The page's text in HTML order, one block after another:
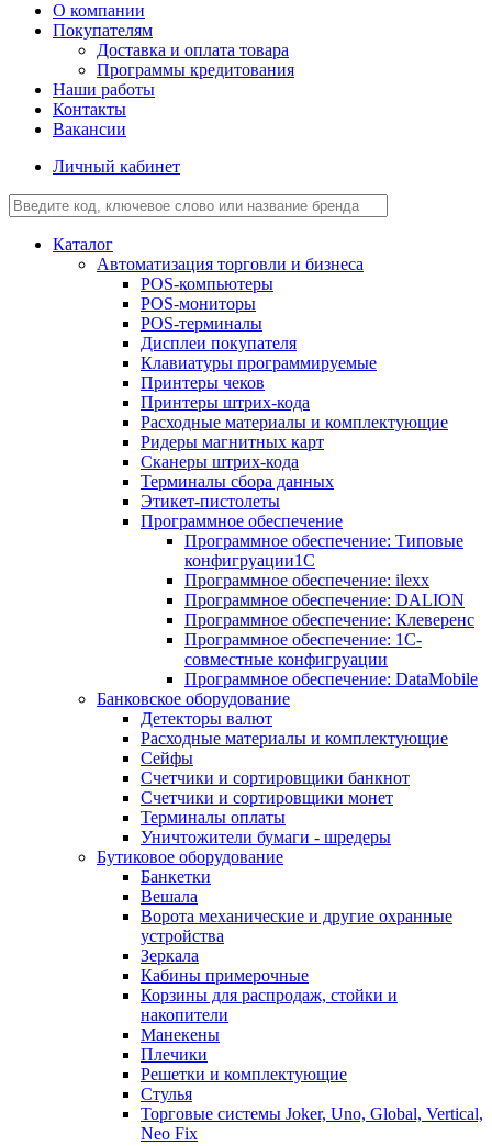
О компании
Покупателям
Доставка и оплата товара
Программы кредитования
Наши работы
Контакты
Вакансии
Личный кабинет
Каталог
Автоматизация торговли и бизнеса
POS-компьютеры
POS-мониторы
POS-терминалы
Дисплеи покупателя
Клавиатуры программируемые
Принтеры чеков
Принтеры штрих-кода
Расходные материалы и комплектующие
Ридеры магнитных карт
Сканеры штрих-кода
Терминалы сбора данных
Этикет-пистолеты
Программное обеспечение
Программное обеспечение: Типовые
конфигруации1С
Программное обеспечение: ilexx
Программное обеспечение: DALION
Программное обеспечение: Клеверенс
Программное обеспечение: 1С-
совместные конфигруации
Программное обеспечение: DataMobile
Банковское оборудование
Детекторы валют
Расходные материалы и комплектующие
Сейфы
Счетчики и сортировщики банкнот
Счетчики и сортировщики монет
Терминалы оплаты
Уничтожители бумаги - шредеры
Бутиковое оборудование
Банкетки
Вешала
Ворота механические и другие охранные
устройства
Зеркала
Кабины примерочные
Корзины для распродаж, стойки и
накопители
Манекены
Плечики
Решетки и комплектующие
Стулья
Торговые системы Joker, Uno, Global, Vertical,
Neo Fix